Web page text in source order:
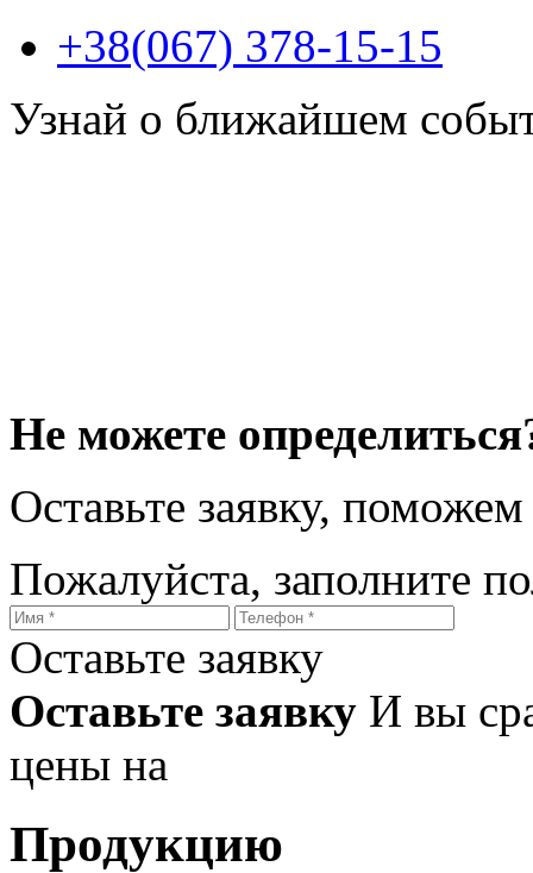
+38(067) 378-15-15
Узнай о ближайшем
Не можете
Оставьте заявку,
Пожалуйста, заполните
Оставьте заявку
Оставьте заявку И вы
цены на
Продукцию